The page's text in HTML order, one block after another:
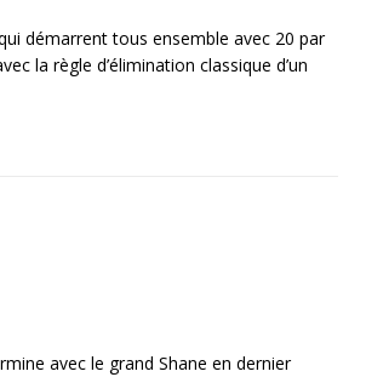
démarrent tous ensemble avec 20 par
la règle d’élimination classique d’un
avec le grand Shane en dernier